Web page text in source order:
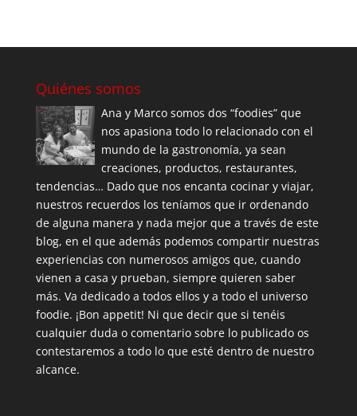
Quiénes somos
Ana y Marco somos dos “foodies” que
nos apasiona todo lo relacionado con el
mundo de la gastronomía, ya sean
creaciones, productos, restaurantes,
tendencias… Dado que nos encanta cocinar y viajar,
nuestros recuerdos los teníamos que ir ordenando
de alguna manera y nada mejor que a través de este
blog, en el que además podemos compartir nuestras
experiencias con numerosos amigos que, cuando
vienen a casa y prueban, siempre quieren saber
más. Va dedicado a todos ellos y a todo el universo
foodie. ¡Bon appetit! Ni que decir que si tenéis
cualquier duda o comentario sobre lo publicado os
contestaremos a todo lo que esté dentro de nuestro
alcance.